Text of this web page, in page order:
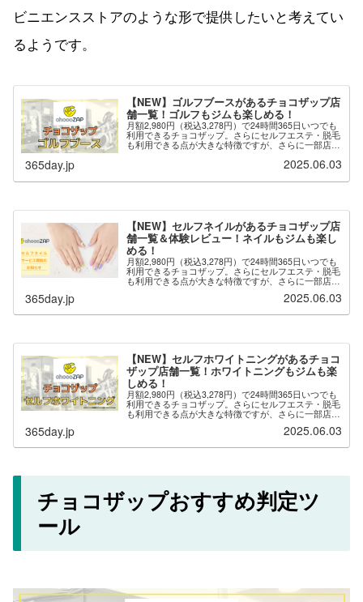
ビニエンスストアのような形で提供したいと考えてい
るようです。
【NEW】ゴルフブースがあるチョコザップ店
舗一覧！ゴルフもジムも楽しめる！
月額2,980円（税込3,278円）で24時間365日いつでも
利用できるチョコザップ。さらにセルフエステ・脱毛
も利用できる点が大きな特徴ですが、さらに一部店舗
では「ゴルフブース」が用意されており、ゴルフのネ
365day.jp 2025.06.03
【NEW】セルフネイルがあるチョコザップ店
舗一覧＆体験レビュー！ネイルもジムも楽し
める！
月額2,980円（税込3,278円）で24時間365日いつでも
利用できるチョコザップ。さらにセルフエステ・脱毛
も利用できる点が大きな特徴ですが、さらに一部店舗
365day.jp 2025.06.03
【NEW】セルフホワイトニングがあるチョコ
ザップ店舗一覧！ホワイトニングもジムも楽
しめる！
月額2,980円（税込3,278円）で24時間365日いつでも
利用できるチョコザップ。さらにセルフエステ・脱毛
も利用できる点が大きな特徴ですが、さらに一部店舗
分でホワイトニングを楽しむことがで...
365day.jp 2025.06.03
チョコザップおすすめ判定ツ
ール